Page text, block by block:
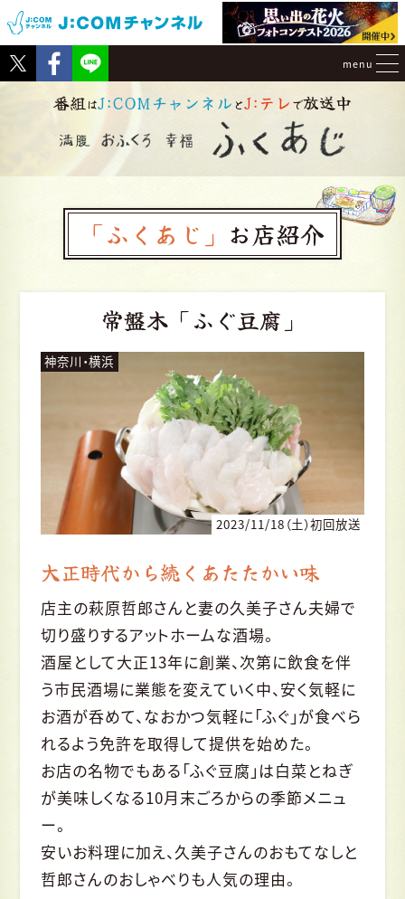
Tweet Facebook
menu
番組はJ:COMチャンネル とJ:テレ で放送中
「ふくあじ」 お店紹介
常盤木 「ふぐ豆腐」
神奈川・横浜
2023/11/18（土）初回放送
大正時代から続くあたたかい味
店主の萩原哲郎さんと妻の久美子さん夫婦で
切り盛りするアットホームな酒場。
酒屋として大正13年に創業、次第に飲食を伴
う市民酒場に業態を変えていく中、安く気軽に
お酒が呑めて、なおかつ気軽に「ふぐ」が食べら
れるよう免許を取得して提供を始めた。
お店の名物でもある「ふぐ豆腐」は白菜とねぎ
が美味しくなる10月末ごろからの季節メニュ
ー。
安いお料理に加え、久美子さんのおもてなしと
哲郎さんのおしゃべりも人気の理由。